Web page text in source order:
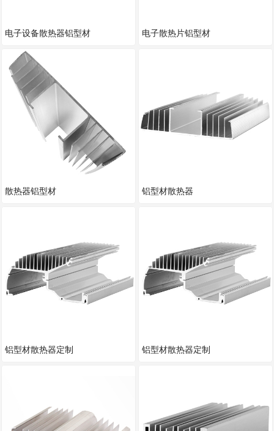
电子设备散热器铝型材
散热器铝型材
铝型材散热器定制
电子散热片铝型材
铝型材散热器
铝型材散热器定制